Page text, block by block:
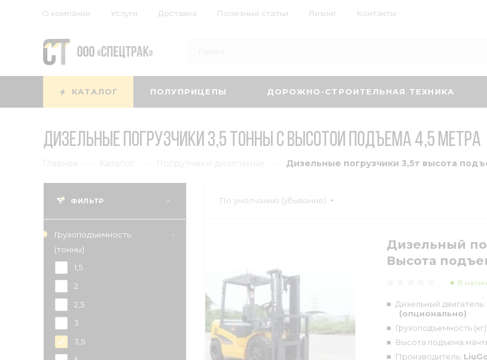
О компании Услуги Доставка Полезные статьи Лизинг Контакты
КАТАЛОГ ПОЛУПРИЦЕПЫ ДОРОЖНО-СТРОИТЕЛЬНАЯ ТЕХНИКА
Дизельные погрузчики 3,5 тонны с высотой подъема 4,5 метра
Дизельные погрузчики 3,5т высота
По умолчанию (убывание)
Дизельный
Высота
В
Дизельный двигатель:
(опционально)
Грузоподъемность (кг):
Высота подъема
Производитель:
ФИЛЬТР
Грузоподъемность
(тонны)
1,5
2
2,5
3
3,5